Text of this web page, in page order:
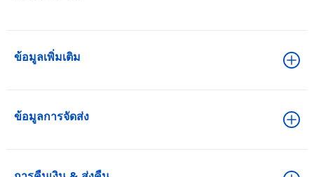
ข้อมูลเพิ่มเติม
ข้อมูลการจัดส่ง